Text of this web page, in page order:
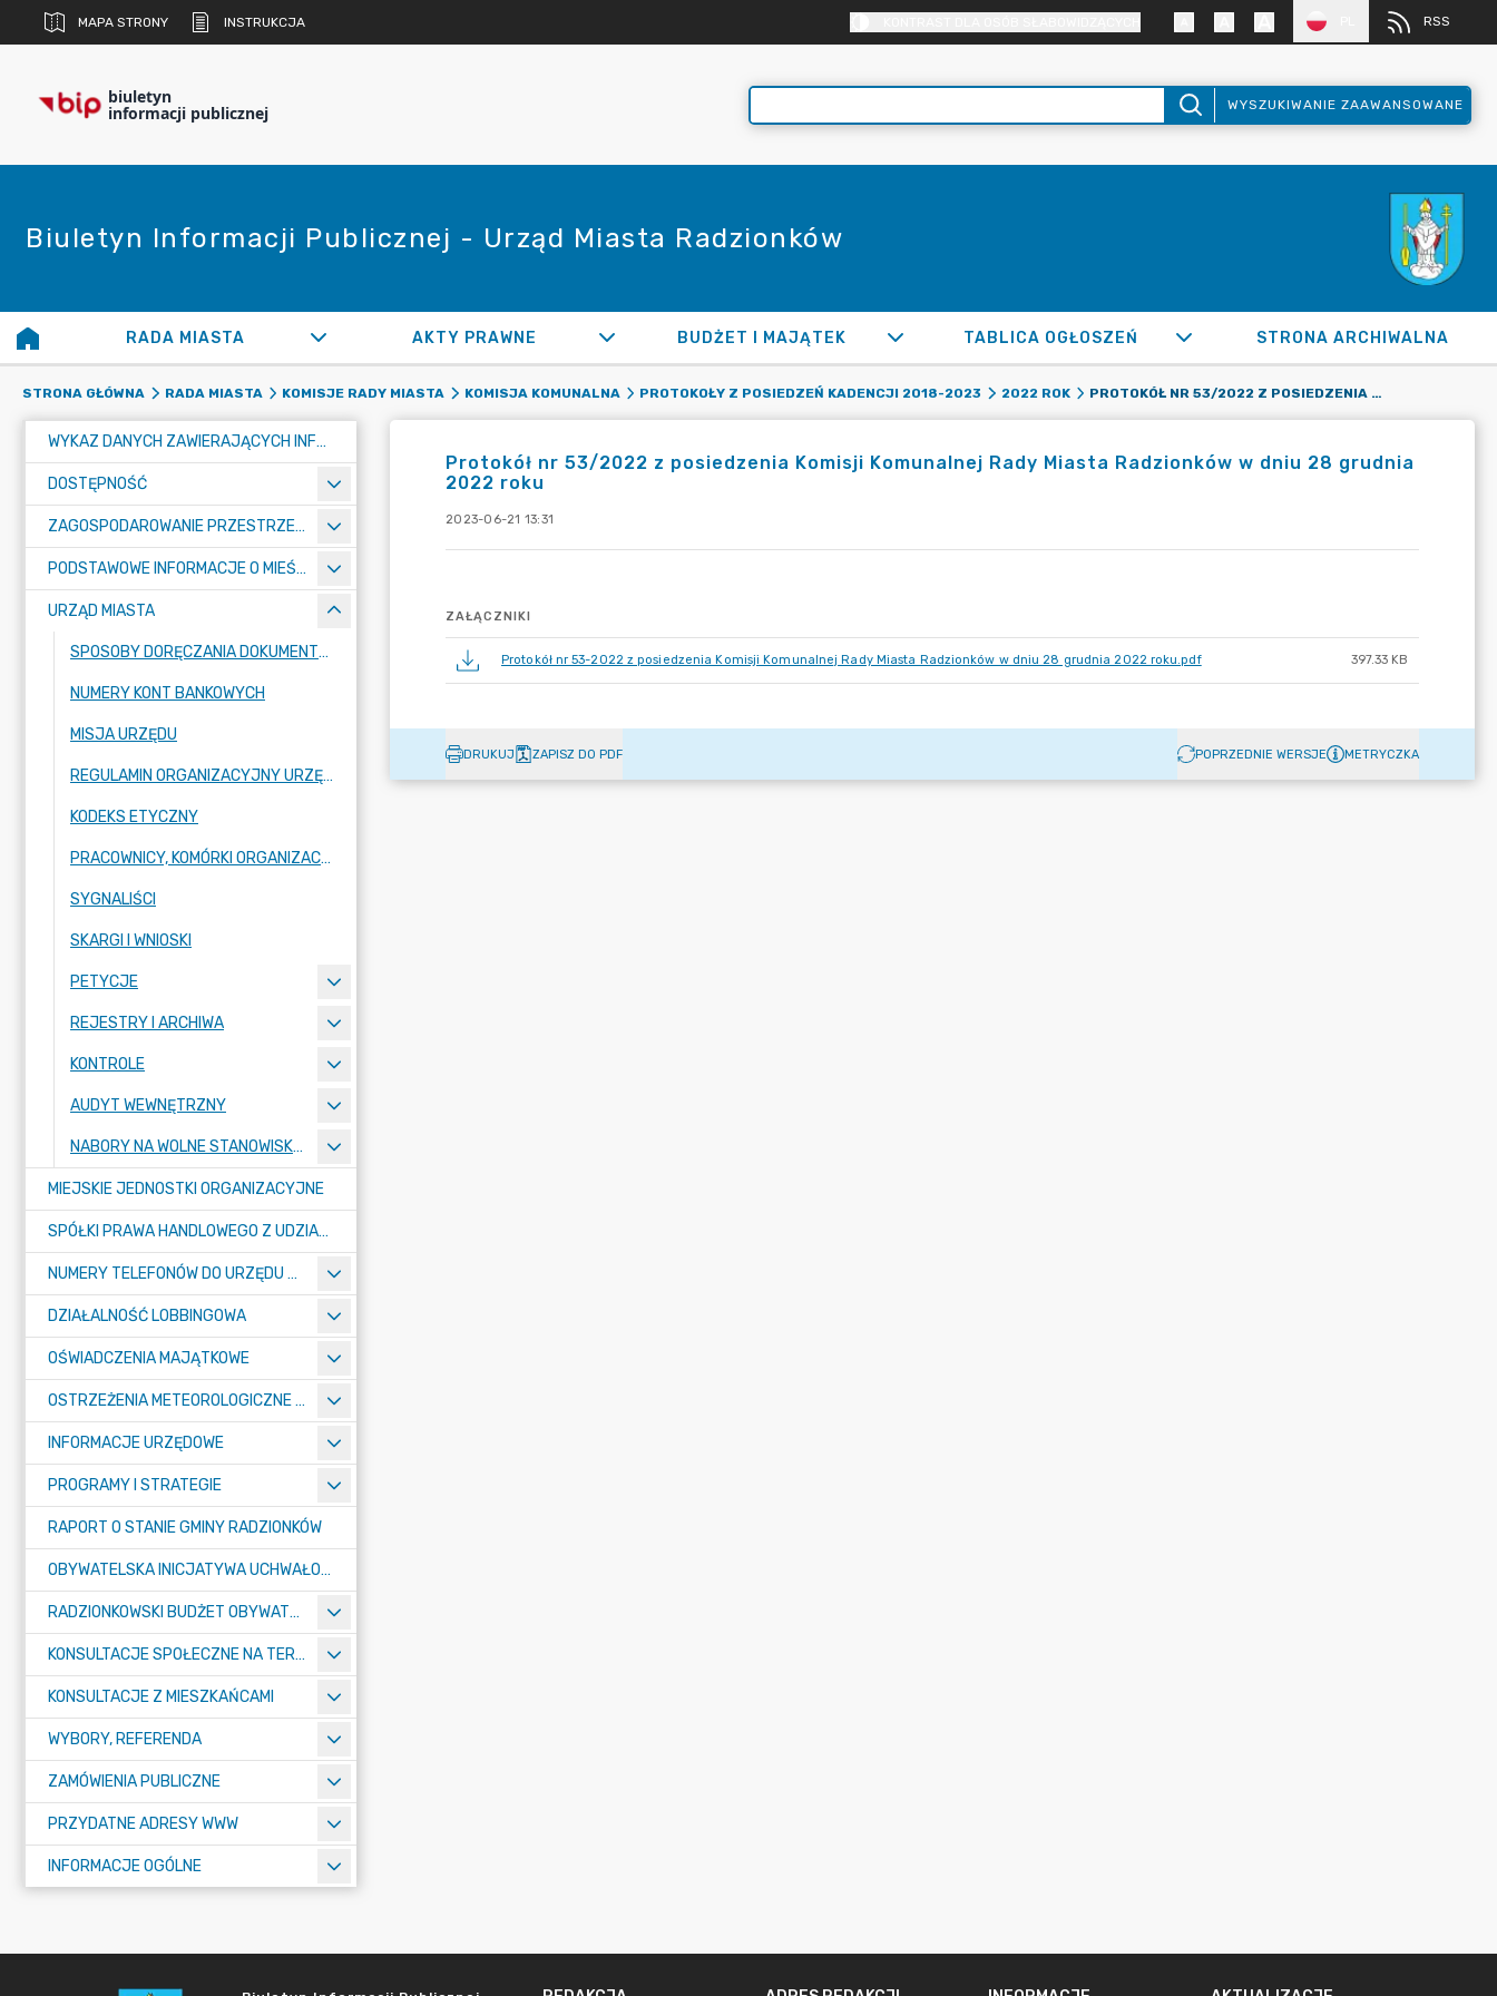
MAPA STRONY INSTRUKCJA RSS
biuletyn
informacji publicznej WYSZUKIWANIE ZAAWANSOWANE
Biuletyn Informacji Publicznej - Urząd Miasta Radzionków
RADA MIASTA AKTY PRAWNE BUDŻET I MAJĄTEK TABLICA OGŁOSZEŃ STRONA ARCHIWALNA
STRONA GŁÓWNA RADA MIASTA KOMISJE RADY MIASTA KOMISJA KOMUNALNA PROTOKOŁY Z POSIEDZEŃ KADENCJI 2018-2023 2022 ROK PROTOKÓŁ NR 53/2022 Z POSIEDZENIA KOMISJI KOMUNALNEJ RADY MIASTA RADZIONKÓW W DNIU 28 GRUDNIA 2022 ROKU
WYKAZ DANYCH ZAWIERAJĄCYCH INFORMACJE O ŚRODOWISKU I JEGO OCHRONIE
DOSTĘPNOŚĆ
ZAGOSPODAROWANIE PRZESTRZENNE
PODSTAWOWE INFORMACJE O MIEŚCIE
URZĄD MIASTA
SPOSOBY DORĘCZANIA DOKUMENTÓW DO URZĘDU MIASTA RADZIONKÓW
NUMERY KONT BANKOWYCH
MISJA URZĘDU
REGULAMIN ORGANIZACYJNY URZĘDU
KODEKS ETYCZNY
PRACOWNICY, KOMÓRKI ORGANIZACYJNE URZĘDU
SYGNALIŚCI
SKARGI I WNIOSKI
PETYCJE
REJESTRY I ARCHIWA
KONTROLE
AUDYT WEWNĘTRZNY
NABORY NA WOLNE STANOWISKA PRACY
MIEJSKIE JEDNOSTKI ORGANIZACYJNE
SPÓŁKI PRAWA HANDLOWEGO Z UDZIAŁEM GMINY
NUMERY TELEFONÓW DO URZĘDU MIASTA, MIEJSKICH JEDNOSTEK ORGANIZACYJNYCH ORAZ SPÓŁEK PRAWA HANDLOWEGO Z UDZIAŁEM GMINY
DZIAŁALNOŚĆ LOBBINGOWA
OŚWIADCZENIA MAJĄTKOWE
OSTRZEŻENIA METEOROLOGICZNE O ZŁYM STANIE POWIETRZA I INNE
INFORMACJE URZĘDOWE
PROGRAMY I STRATEGIE
RAPORT O STANIE GMINY RADZIONKÓW
OBYWATELSKA INICJATYWA UCHWAŁODAWCZA
RADZIONKOWSKI BUDŻET OBYWATELSKI
KONSULTACJE SPOŁECZNE NA TERENIE MIASTA RADZIONKÓW
KONSULTACJE Z MIESZKAŃCAMI
WYBORY, REFERENDA
ZAMÓWIENIA PUBLICZNE
PRZYDATNE ADRESY WWW
INFORMACJE OGÓLNE
Protokół nr 53/2022 z posiedzenia Komisji Komunalnej Rady Miasta Radzionków w dniu 28 grudnia
2022 roku
2023-06-21 13:31
ZAŁĄCZNIKI
Protokół nr 53-2022 z posiedzenia Komisji Komunalnej Rady Miasta Radzionków w dniu 28 grudnia 2022 roku.pdf 397.33 KB
DRUKUJ ZAPISZ DO PDF POPRZEDNIE WERSJE METRYCZKA